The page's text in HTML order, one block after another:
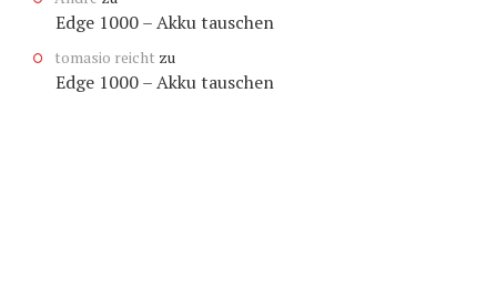
Edge 1000 – Akku tauschen
tomasio reicht zu
Edge 1000 – Akku tauschen